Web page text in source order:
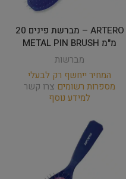
ARTERO – מברשת פינים 20
מ"מ METAL PIN BRUSH
מברשות
המחיר ייחשף רק לבעלי
מספרות רשומים צרו קשר
למידע נוסף